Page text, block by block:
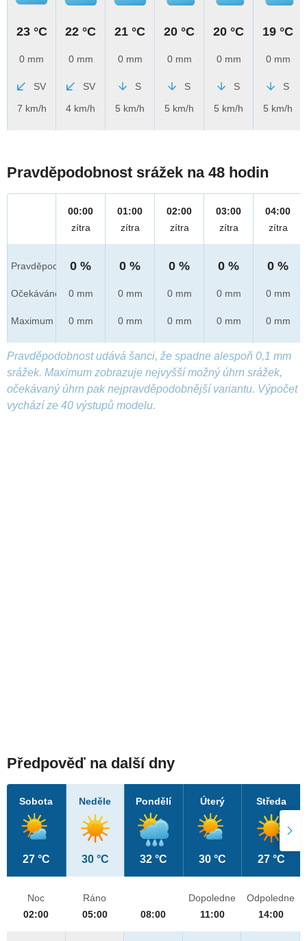
23 °C
0 mm
SV
7 km/h
22 °C
0 mm
SV
4 km/h
21 °C
0 mm
S
5 km/h
20 °C
0 mm
S
5 km/h
20 °C
0 mm
S
5 km/h
19 °C
0 mm
S
5 km/h
Pravděpodobnost srážek na 48 hodin
Pravděpod.
Očekáváno
Maximum
00:00
zítra
0 %
0 mm
0 mm
01:00
zítra
0 %
0 mm
0 mm
02:00
zítra
0 %
0 mm
0 mm
03:00
zítra
0 %
0 mm
0 mm
04:00
zítra
0 %
0 mm
0 mm
Pravděpodobnost udává šanci, že spadne alespoň 0,1 mm
srážek. Maximum zobrazuje nejvyšší možný úhrn srážek,
očekávaný úhrn pak nejpravděpodobnější variantu. Výpočet
vychází ze 40 výstupů modelu.
Předpověď na další dny
Sobota
27 °C
Neděle
30 °C
Pondělí
32 °C
Úterý
30 °C
Středa
27 °C
Noc
02:00
Ráno
05:00
08:00
Dopoledne
11:00
Odpoledne
14:00